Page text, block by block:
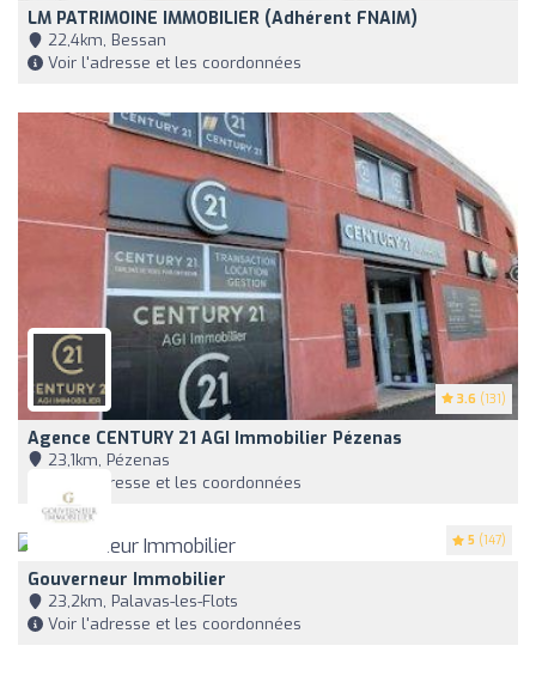
LM PATRIMOINE IMMOBILIER (Adhérent FNAIM)
22,4km, Bessan
Voir l'adresse et les coordonnées
3.6 (131)
Agence CENTURY 21 AGI Immobilier Pézenas
23,1km, Pézenas
Voir l'adresse et les coordonnées
5 (147)
Gouverneur Immobilier
23,2km, Palavas-les-Flots
Voir l'adresse et les coordonnées